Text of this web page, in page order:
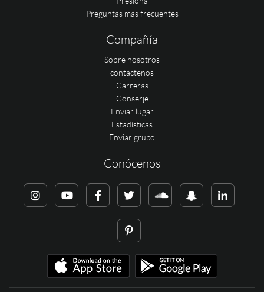
Preguntas más frecuentes
Compañía
Sobre nosotros
contáctenos
Carreras
Conserje
Enviar lugar
Estadísticas
Enviar grupo
Conócenos